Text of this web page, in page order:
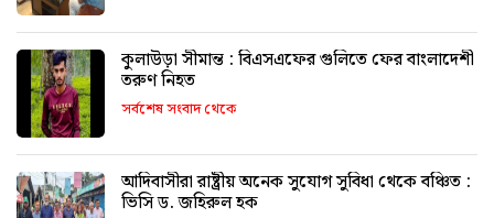
কুলাউড়া সীমান্ত : বিএসএফের গুলিতে ফের বাংলাদেশী
তরুণ নিহত
সর্বশেষ সংবাদ থেকে
আদিবাসীরা রাষ্ট্রীয় অনেক সুযোগ সুবিধা থেকে বঞ্চিত :
ভিসি ড. জহিরুল হক